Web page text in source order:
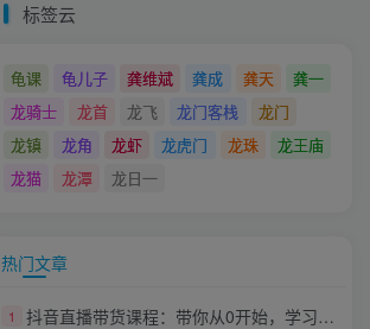
标签云
龟课 龟儿子 龚维斌 龚成 龚天
龚一
龙骑士
龙首 龙飞 龙门客栈
龙门
龙镇
龙角 龙虾 龙虎门 龙珠
龙王庙
龙猫
龙潭 龙日一
热门文章
1 抖音直播带货课程：带你从0开始，学习主播、运营、中控分别要做什么